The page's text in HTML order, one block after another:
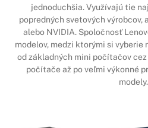
jednoduchšia. Využívajú tie
popredných svetových výrobcov,
alebo NVIDIA. Spoločnosť
modelov, medzi ktorými si vyberie
od základných mini počítačov
počítače až po veľmi výkonné
modely.